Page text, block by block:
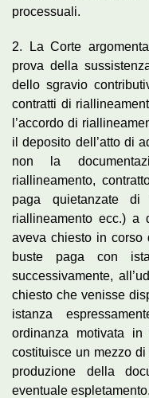
processuali.
2. La Corte
prova della
dello sgravio
contratti di
l’accordo di
il deposito dell’atto di
non la
riallineamento,
paga quietanzate
riallineamento ecc.) a
aveva chiesto in corso
buste paga con
successivamente,
chiesto che venisse
istanza
ordinanza motivata
costituisce un mezzo
produzione della
eventuale espletamento.